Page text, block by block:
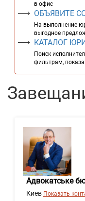
в офис
ОБЪЯВИТЕ
На выполнение
выгодное
КАТАЛОГ
Поиск
фильтрам,
Адвокатське
Киев Показать